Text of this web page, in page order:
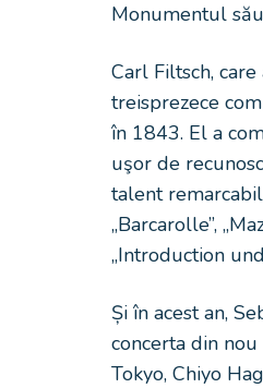
Monumentul
Carl Filtsch,
treisprezece
în 1843. El a
uşor de
talent
„Barcarolle”,
„Introduction
Și în acest an,
concerta din
Tokyo, Chiyo